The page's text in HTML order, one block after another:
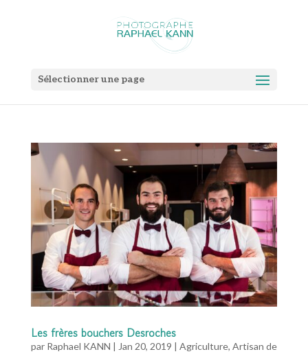
Sélectionner une page
Les frères bouchers Desroches
par Raphael KANN | Jan 20, 2019 | Agriculture, Artisan de